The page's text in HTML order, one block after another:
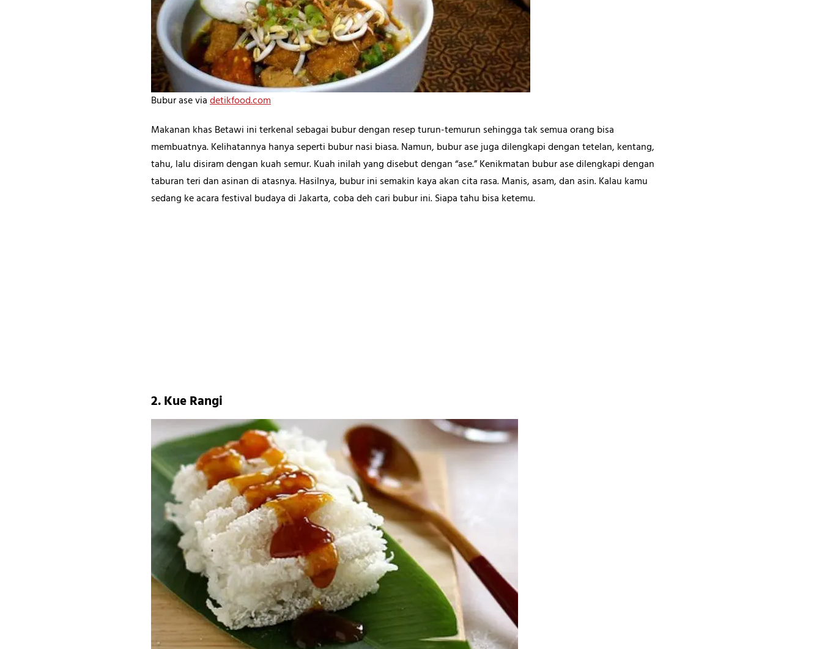
Bubur ase viadetikfood.com
Makanan khas Betawi ini terkenal sebagai bubur dengan resep turun-temurun sehingga tak semua orang bisa
membuatnya. Kelihatannya hanya seperti bubur nasi biasa. Namun, bubur ase juga dilengkapi dengan tetelan, kentang,
tahu, lalu disiram dengan kuah semur. Kuah inilah yang disebut dengan “ase.” Kenikmatan bubur ase dilengkapi dengan
taburan teri dan asinan di atasnya. Hasilnya, bubur ini semakin kaya akan cita rasa. Manis, asam, dan asin. Kalau kamu
sedang ke acara festival budaya di Jakarta, coba deh cari bubur ini. Siapa tahu bisa ketemu.
2. Kue Rangi